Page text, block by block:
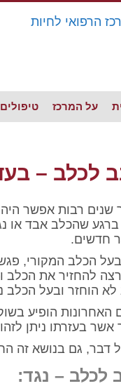
על המרכז
לכלב –
רבות אפשר
שהכלב אבד או
חדשים.
הכלב המקורי,
להחזיר את הכלב
לא הוחזר ובעל
האחרונות הופיע
בעזרתו ניתן
דבר, גם בנושא זה
לכלב – נגד: